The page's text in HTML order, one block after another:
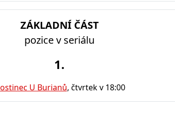
ZÁKLADNÍ ČÁST
pozice v seriálu
1.
U Burianů, čtvrtek v 18:00